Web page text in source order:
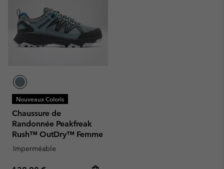
Nouveaux Coloris
Chaussure de
Randonnée Peakfreak
Rush™ OutDry™ Femme
Imperméable